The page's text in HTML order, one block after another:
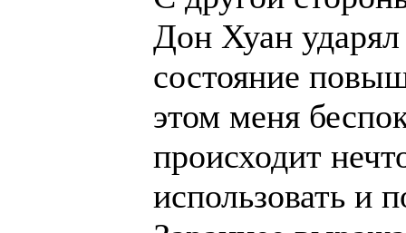
Дон Хуан ударял
состояние
этом меня
происходит
использовать и